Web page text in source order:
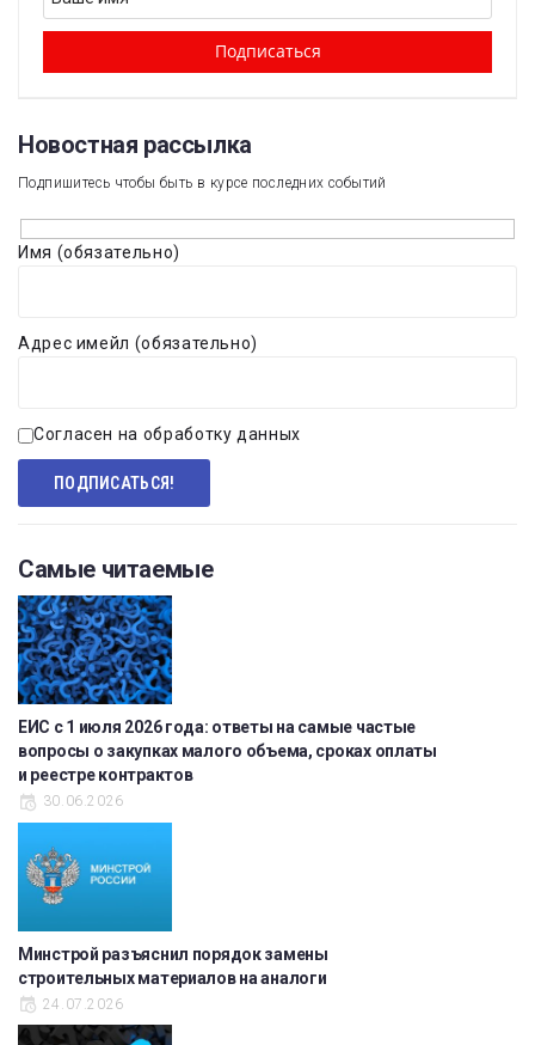
Новостная рассылка​
Подпишитесь чтобы быть в курсе последних событий
Имя (обязательно)
Адрес имейл (обязательно)
Согласен на обработку данных
Самые читаемые
ЕИС с 1 июля 2026 года: ответы на самые частые
вопросы о закупках малого объема, сроках оплаты
и реестре контрактов
30.06.2026
Минстрой разъяснил порядок замены
строительных материалов на аналоги
24.07.2026